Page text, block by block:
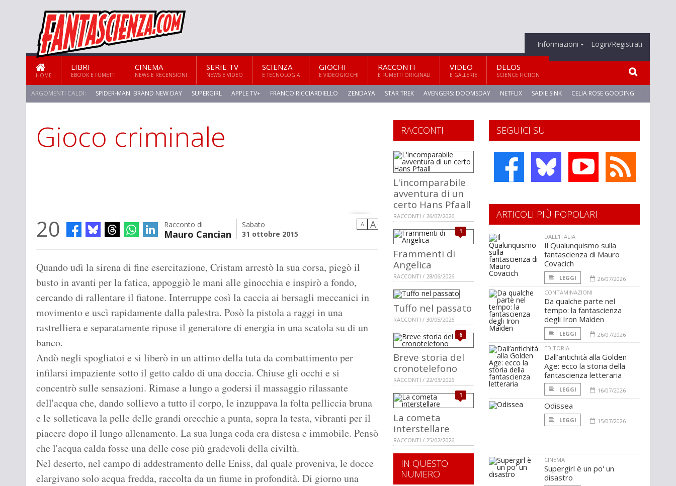
Informazioni Login/Registrati
HOME
LIBRI
EBOOK E FUMETTI
CINEMA
NEWS E RECENSIONI
SERIE TV
NEWS E VIDEO
SCIENZA
E TECNOLOGIA
GIOCHI
E VIDEOGIOCHI
RACCONTI
E FUMETTI ORIGINALI
VIDEO
E GALLERIE
DELOS
SCIENCE FICTION
ARGOMENTI CALDI: SPIDER-MAN: BRAND NEW DAY SUPERGIRL APPLE TV+ FRANCO RICCIARDIELLO ZENDAYA STAR TREK AVENGERS: DOOMSDAY NETFLIX SADIE SINK CELIA ROSE GOODING
Gioco criminale
20 Racconto di
Mauro Cancian
Sabato
31 ottobre 2015
A A
Quando udì la sirena di fine esercitazione, Cristam arrestò la sua corsa, piegò il
busto in avanti per la fatica, appoggiò le mani alle ginocchia e inspirò a fondo,
cercando di rallentare il fiatone. Interruppe così la caccia ai bersagli meccanici in
movimento e uscì rapidamente dalla palestra. Posò la pistola a raggi in una
rastrelliera e separatamente ripose il generatore di energia in una scatola su di un
banco.
Andò negli spogliatoi e si liberò in un attimo della tuta da combattimento per
infilarsi impaziente sotto il getto caldo di una doccia. Chiuse gli occhi e si
concentrò sulle sensazioni. Rimase a lungo a godersi il massaggio rilassante
dell'acqua che, dando sollievo a tutto il corpo, le inzuppava la folta pelliccia bruna
e le solleticava la pelle delle grandi orecchie a punta, sopra la testa, vibranti per il
piacere dopo il lungo allenamento. La sua lunga coda era distesa e immobile. Pensò
che l'acqua calda fosse una delle cose più gradevoli della civiltà.
Nel deserto, nel campo di addestramento delle Eniss, dal quale proveniva, le docce
elargivano solo acqua fredda, raccolta da un fiume in profondità. Di giorno una
SEGUICI SU
RACCONTI
L'incomparabile
avventura di un
certo Hans Pfaall
RACCONTI / 26/07/2026
1
Frammenti di
Angelica
RACCONTI / 28/06/2026
Tuffo nel passato
RACCONTI / 30/05/2026
6
Breve storia del
cronotelefono
RACCONTI / 22/03/2026
1
La cometa
interstellare
RACCONTI / 25/02/2026
IN QUESTO
NUMERO
ARTICOLI PIÙ POPOLARI
DALL'ITALIA
Il Qualunquismo sulla
fantascienza di Mauro
Covacich
LEGGI
26/07/2026
CONTAMINAZIONI
Da qualche parte nel
tempo: la fantascienza
degli Iron Maiden
LEGGI
26/07/2026
EDITORIA
Dall’antichità alla Golden
Age: ecco la storia della
fantascienza letteraria
LEGGI 16/07/2026
Odissea
LEGGI 15/07/2026
CINEMA
Supergirl è un po' un
disastro